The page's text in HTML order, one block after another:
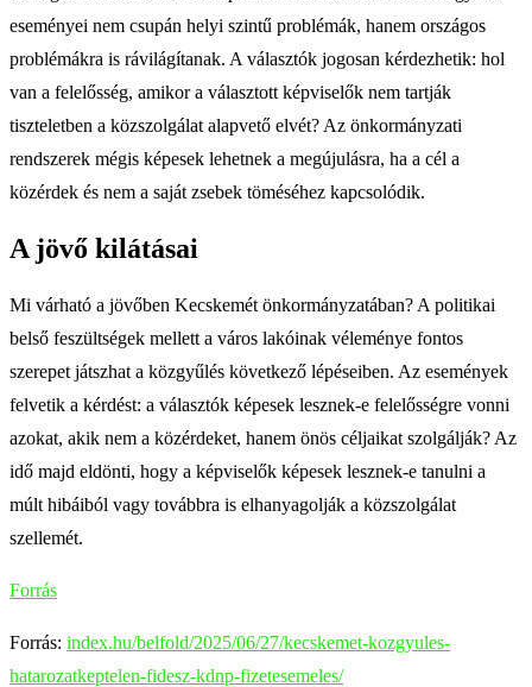
eseményei nem csupán helyi szintű problémák, hanem országos
problémákra is rávilágítanak. A választók jogosan kérdezhetik: hol
van a felelősség, amikor a választott képviselők nem tartják
tiszteletben a közszolgálat alapvető elvét? Az önkormányzati
rendszerek mégis képesek lehetnek a megújulásra, ha a cél a
közérdek és nem a saját zsebek töméséhez kapcsolódik.
A jövő kilátásai
Mi várható a jövőben Kecskemét önkormányzatában? A politikai
belső feszültségek mellett a város lakóinak véleménye fontos
szerepet játszhat a közgyűlés következő lépéseiben. Az események
felvetik a kérdést: a választók képesek lesznek-e felelősségre vonni
azokat, akik nem a közérdeket, hanem önös céljaikat szolgálják? Az
idő majd eldönti, hogy a képviselők képesek lesznek-e tanulni a
múlt hibáiból vagy továbbra is elhanyagolják a közszolgálat
szellemét.
Forrás
Forrás: index.hu/belfold/2025/06/27/kecskemet-kozgyules-
hatarozatkeptelen-fidesz-kdnp-fizetesemeles/